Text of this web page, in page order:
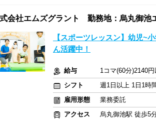
会社エムズグラント 勤務地：烏丸御池
【スポーツレッスン】幼児~
ん活躍中！
給与
1コマ(60分)2140
シフト
週1日以上 1日1時
雇用形態
業務委託
アクセス
烏丸御池駅 徒歩5